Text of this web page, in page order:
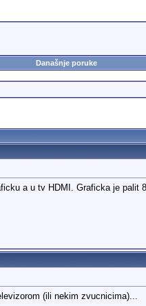
Današnje poruke
a u tv HDMI. Graficka je palit
(ili nekim zvucnicima)...